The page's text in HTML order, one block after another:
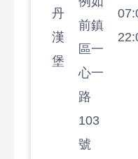
丹
漢
堡
前鎮
區一
心一
路
103
號